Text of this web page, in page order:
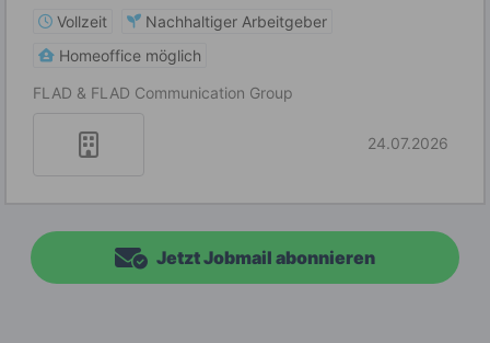
Vollzeit
Nachhaltiger Arbeitgeber
Homeoffice möglich
FLAD & FLAD Communication Group
24.07.2026
Jetzt Jobmail abonnieren